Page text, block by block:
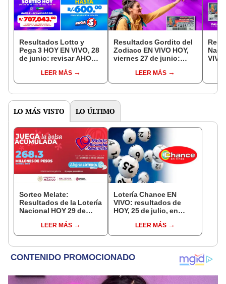
Resultados Lotto y
Pega 3 HOY EN VIVO, 28
de junio: revisar AHORA
Lotería Nacional de
Panamá
LEER MÁS
Resultados Gordito del
Zodiaco EN VIVO HOY,
viernes 27 de junio:
de la Lotería Nacional
de Panamá por
LEER MÁS
LO MÁS VISTO LO ÚLTIMO
Sorteo Melate:
Resultados de la Lotería
Nacional HOY 29 de
LEER MÁS
Lotería Chance EN
VIVO: resultados de
HOY, 25 de julio, en
LEER MÁS